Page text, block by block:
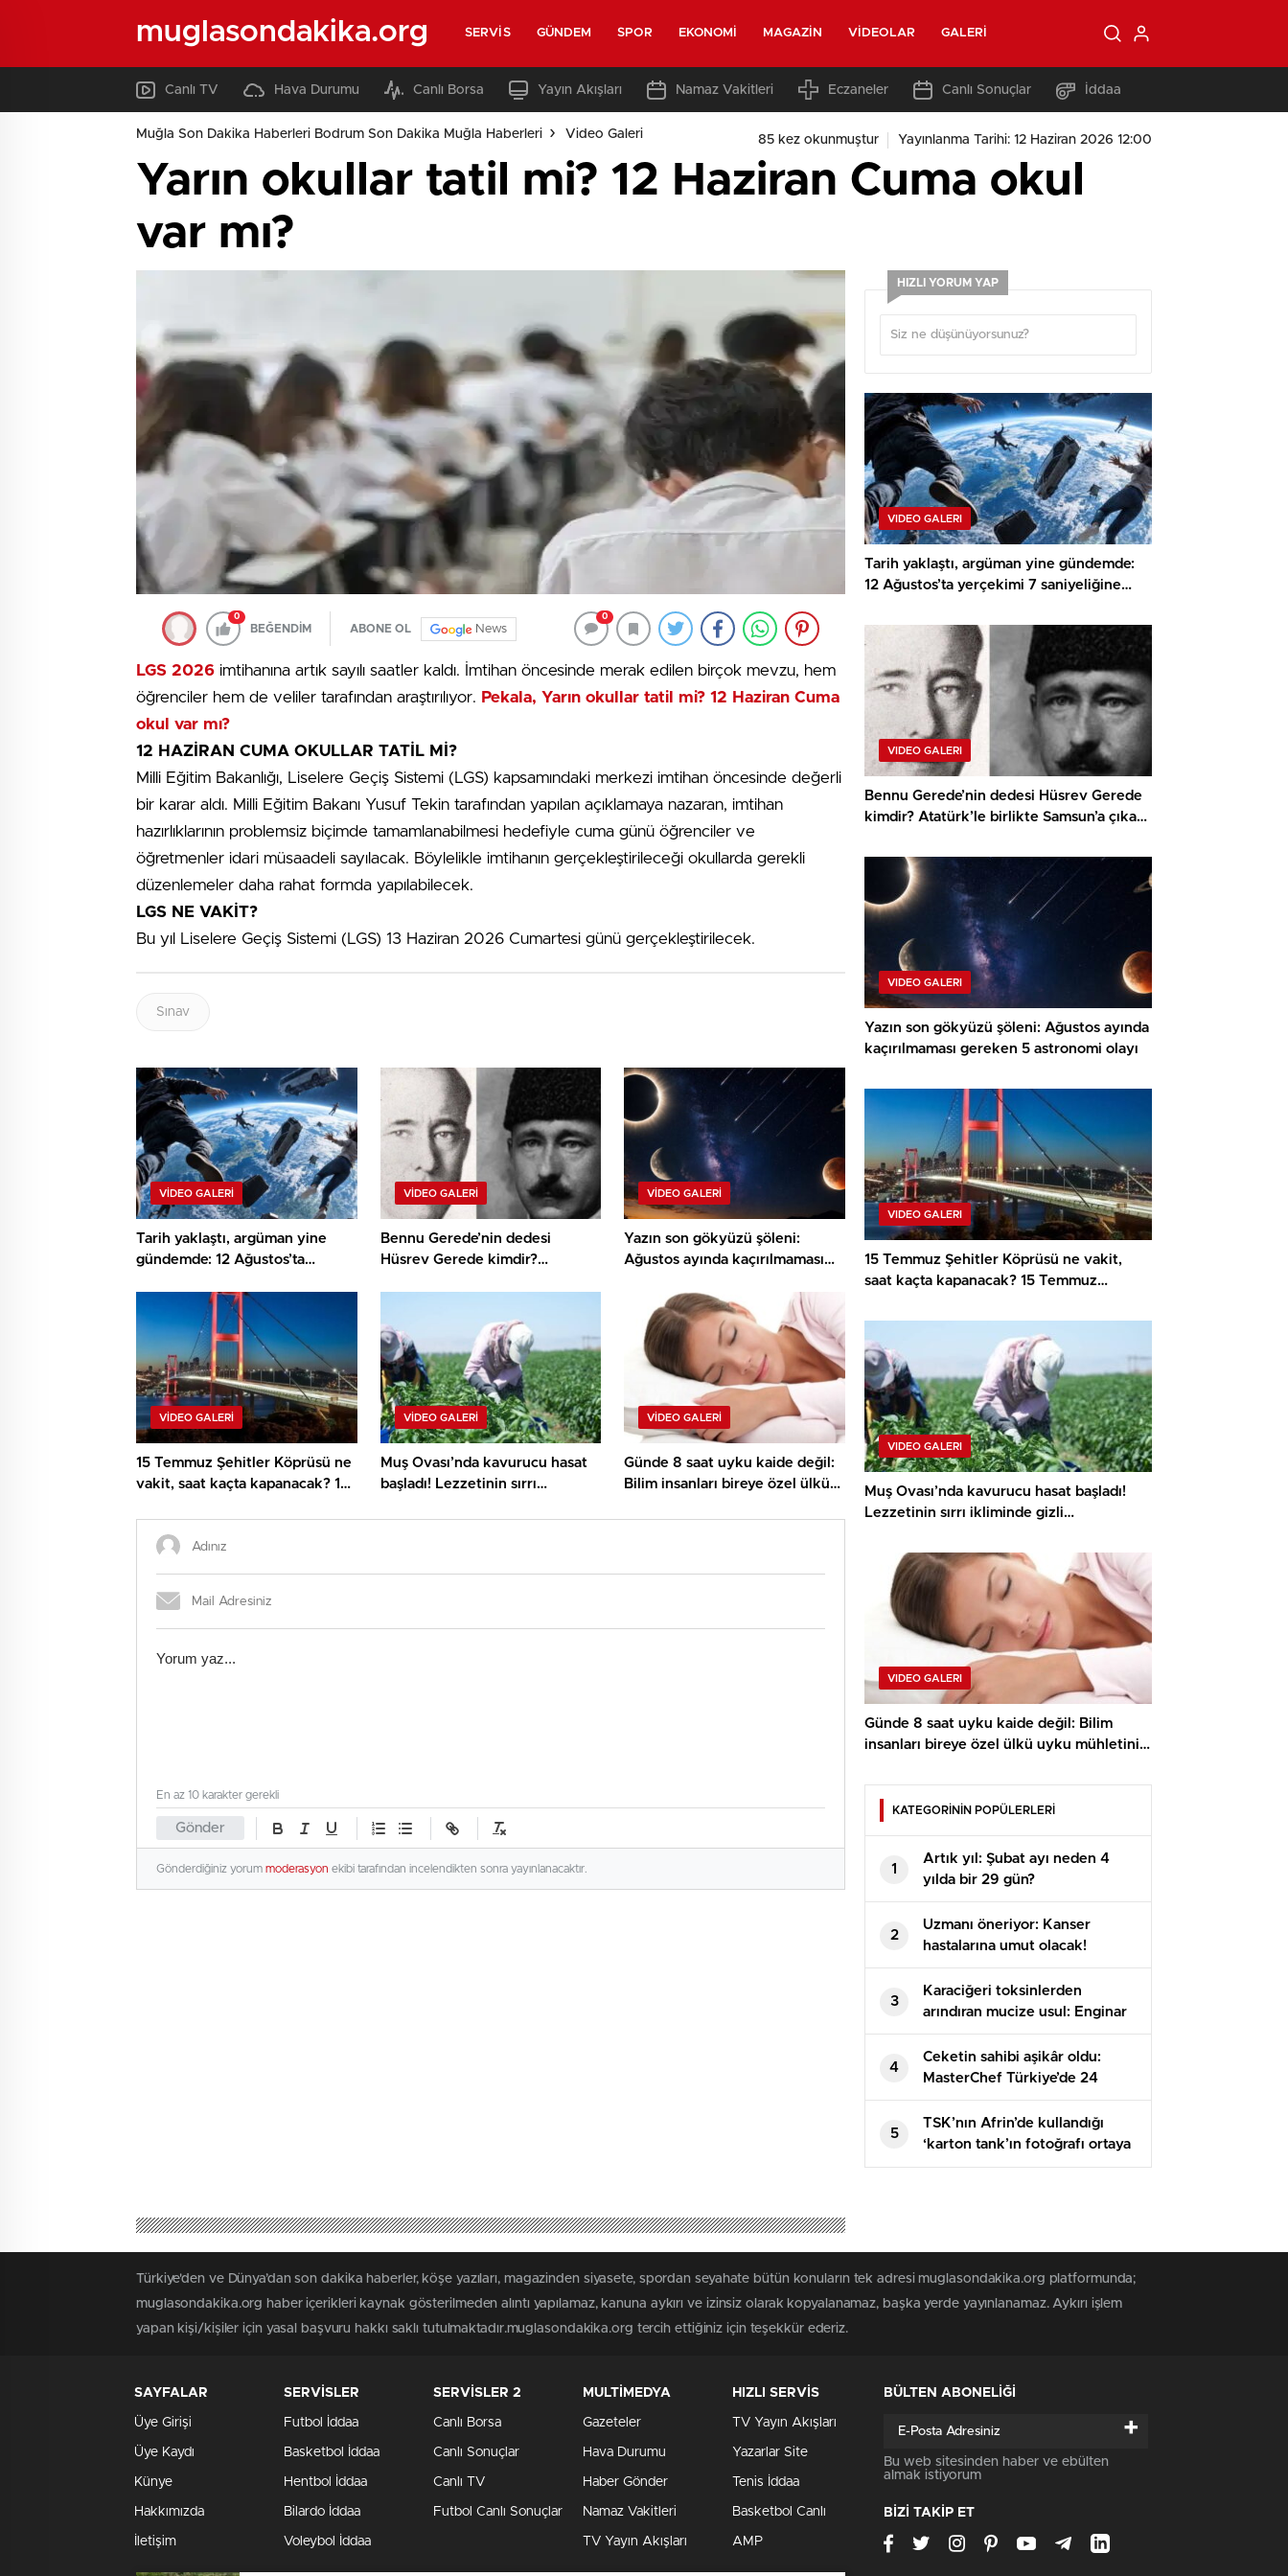
muglasondakika.org SERVIS GÜNDEM SPOR EKONOMI MAGAZIN VIDEOLAR GALERI
Canlı TV Hava Durumu Canlı Borsa Yayın Akışları Namaz Vakitleri Eczaneler Canlı Sonuçlar İddaa
Muğla Son Dakika Haberleri Bodrum Son Dakika Muğla Haberleri Video Galeri 85 kez okunmuştur Yayınlanma Tarihi: 12 Haziran 2026 12:00
Yarın okullar tatil mi? 12 Haziran Cuma okul
var mı?
0
BEĞENDİM ABONE OL News
0
LGS 2026 imtihanına artık sayılı saatler kaldı. İmtihan öncesinde merak edilen birçok mevzu, hem
öğrenciler hem de veliler tarafından araştırılıyor. Pekala, Yarın okullar tatil mi? 12 Haziran Cuma
okul var mı?
12 HAZİRAN CUMA OKULLAR TATİL Mİ?
Milli Eğitim Bakanlığı, Liselere Geçiş Sistemi (LGS) kapsamındaki merkezi imtihan öncesinde değerli
bir karar aldı. Milli Eğitim Bakanı Yusuf Tekin tarafından yapılan açıklamaya nazaran, imtihan
hazırlıklarının problemsiz biçimde tamamlanabilmesi hedefiyle cuma günü öğrenciler ve
öğretmenler idari müsaadeli sayılacak. Böylelikle imtihanın gerçekleştirileceği okullarda gerekli
düzenlemeler daha rahat formda yapılabilecek.
LGS NE VAKİT?
Bu yıl Liselere Geçiş Sistemi (LGS) 13 Haziran 2026 Cumartesi günü gerçekleştirilecek.
Sınav
VIDEO GALERI
Tarih yaklaştı, argüman yine
gündemde: 12 Ağustos’ta
duracak mı?
VIDEO GALERI
Bennu Gerede’nin dedesi
Hüsrev Gerede kimdir?
hayatı…
VIDEO GALERI
Yazın son gökyüzü şöleni:
Ağustos ayında kaçırılmaması
VIDEO GALERI
15 Temmuz Şehitler Köprüsü ne
vakit, saat kaçta kapanacak? 15
güzergahlar neresi olacak?
VIDEO GALERI
Muş Ovası’nda kavurucu hasat
başladı! Lezzetinin sırrı
VIDEO GALERI
Günde 8 saat uyku kaide değil:
Bilim insanları bireye özel ülkü
Gönder
En az 10 karakter gerekli
Gönderdiğiniz yorum moderasyon ekibi tarafından incelendikten sonra yayınlanacaktır.
HIZLI YORUM YAP
VIDEO GALERI
Tarih yaklaştı, argüman yine gündemde:
12 Ağustos’ta yerçekimi 7 saniyeliğine
VIDEO GALERI
Bennu Gerede’nin dedesi Hüsrev Gerede
kimdir? Atatürk’le birlikte Samsun’a çıkan
VIDEO GALERI
Yazın son gökyüzü şöleni: Ağustos ayında
kaçırılmaması gereken 5 astronomi olayı
VIDEO GALERI
15 Temmuz Şehitler Köprüsü ne vakit,
saat kaçta kapanacak? 15 Temmuz
alternatif güzergahlar neresi olacak?
VIDEO GALERI
Muş Ovası’nda kavurucu hasat başladı!
Lezzetinin sırrı ikliminde gizli…
VIDEO GALERI
Günde 8 saat uyku kaide değil: Bilim
insanları bireye özel ülkü uyku mühletini
KATEGORİNİN POPÜLERLERİ
1
Artık yıl: Şubat ayı neden 4
yılda bir 29 gün?
2
Uzmanı öneriyor: Kanser
hastalarına umut olacak!
3
Karaciğeri toksinlerden
arındıran mucize usul: Enginar
suyu nedir, nasıl tüketilir?
Enginar suyunun yararları
nelerdir?
4
Ceketin sahibi aşikâr oldu:
MasterChef Türkiye’de 24
Aralık’ta 3. ceketin sahibi kim
oldu?
5
TSK’nın Afrin’de kullandığı
‘karton tank’ın fotoğrafı ortaya
çıktı
Türkiye'den ve Dünya’dan son dakika haberler, köşe yazıları, magazinden siyasete, spordan seyahate bütün konuların tek adresi muglasondakika.org platformunda;
muglasondakika.org haber içerikleri kaynak gösterilmeden alıntı yapılamaz, kanuna aykırı ve izinsiz olarak kopyalanamaz, başka yerde yayınlanamaz. Aykırı işlem
yapan kişi/kişiler için yasal başvuru hakkı saklı tutulmaktadır.muglasondakika.org tercih ettiğiniz için teşekkür ederiz.
SAYFALAR
Üye Girişi
Üye Kaydı
Künye
Hakkımızda
İletişim
SERVİSLER
Futbol İddaa
Basketbol İddaa
Hentbol İddaa
Bilardo İddaa
Voleybol İddaa
SERVİSLER 2
Canlı Borsa
Canlı Sonuçlar
Canlı TV
Futbol Canlı Sonuçlar
MULTİMEDYA
Gazeteler
Hava Durumu
Haber Gönder
Namaz Vakitleri
TV Yayın Akışları
HIZLI SERVİS
TV Yayın Akışları
Yazarlar Site
Tenis İddaa
Basketbol Canlı
AMP
BÜLTEN ABONELİĞİ
+
Bu web sitesinden haber ve ebülten
almak istiyorum
BİZİ TAKİP ET